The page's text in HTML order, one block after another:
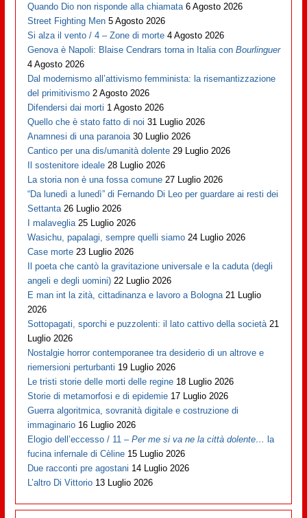
Quando Dio non risponde alla chiamata 6 Agosto 2026
Street Fighting Men 5 Agosto 2026
Si alza il vento / 4 – Zone di morte 4 Agosto 2026
Genova è Napoli: Blaise Cendrars torna in Italia conBourlinguer
4 Agosto 2026
Dal modernismo all’attivismo femminista: la risemantizzazione
del primitivismo 2 Agosto 2026
Difendersi dai morti 1 Agosto 2026
Quello che è stato fatto di noi 31 Luglio 2026
Anamnesi di una paranoia 30 Luglio 2026
Cantico per una dis/umanità dolente 29 Luglio 2026
Il sostenitore ideale 28 Luglio 2026
La storia non è una fossa comune 27 Luglio 2026
“Da lunedì a lunedì” di Fernando Di Leo per guardare ai resti dei
Settanta 26 Luglio 2026
I malaveglia 25 Luglio 2026
Wasichu, papalagi, sempre quelli siamo 24 Luglio 2026
Case morte 23 Luglio 2026
Il poeta che cantò la gravitazione universale e la caduta (degli
angeli e degli uomini) 22 Luglio 2026
E man int la zità, cittadinanza e lavoro a Bologna 21 Luglio
2026
Sottopagati, sporchi e puzzolenti: il lato cattivo della società 21
Luglio 2026
Nostalgie horror contemporanee tra desiderio di un altrove e
riemersioni perturbanti 19 Luglio 2026
Le tristi storie delle morti delle regine 18 Luglio 2026
Storie di metamorfosi e di epidemie 17 Luglio 2026
Guerra algoritmica, sovranità digitale e costruzione di
immaginario 16 Luglio 2026
Elogio dell’eccesso / 11 –Per me si va ne la città dolente… la
fucina infernale di Cèline 15 Luglio 2026
Due racconti pre agostani 14 Luglio 2026
L’altro Di Vittorio 13 Luglio 2026